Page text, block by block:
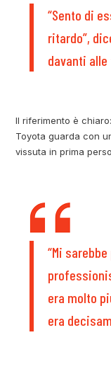
“Sento di
ritardo”,
davanti
Il riferimento è
Toyota guarda con
vissuta in prima
“Mi
era molto
era